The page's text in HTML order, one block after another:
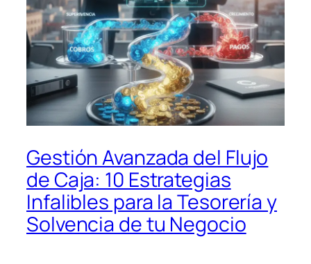
Gestión Avanzada del Flujo
de Caja: 10 Estrategias
Infalibles para la Tesorería y
Solvencia de tu Negocio